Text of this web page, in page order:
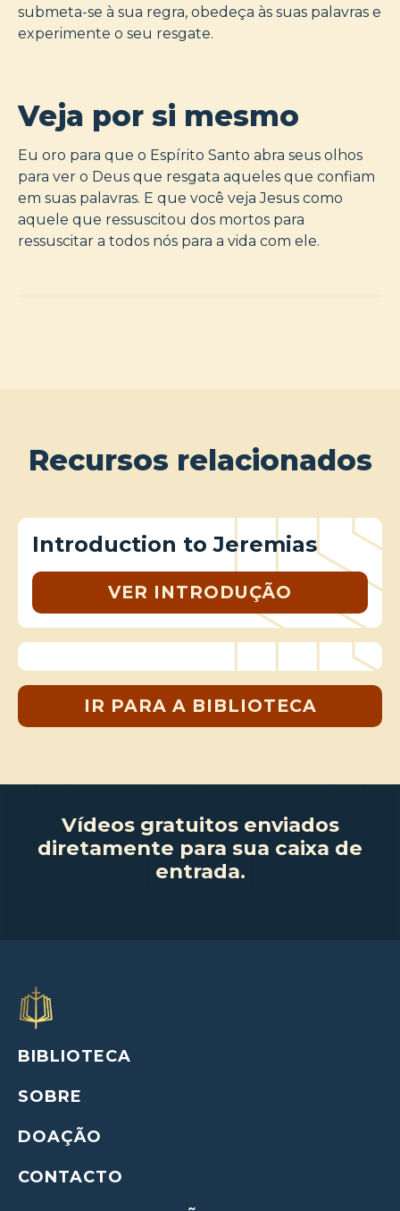
submeta-se à sua regra, obedeça às suas palavras e
experimente o seu resgate.
Veja por si mesmo
Eu oro para que o Espírito Santo abra seus olhos
para ver o Deus que resgata aqueles que confiam
em suas palavras. E que você veja Jesus como
aquele que ressuscitou dos mortos para
ressuscitar a todos nós para a vida com ele.
Recursos relacionados
Introduction to Jeremias
VER INTRODUÇÃO
IR PARA A BIBLIOTECA
Vídeos gratuitos enviados
diretamente para sua caixa de
entrada.
BIBLIOTECA
SOBRE
DOAÇÃO
CONTACTO